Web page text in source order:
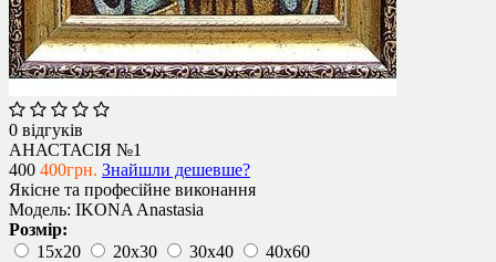
0 відгуків
АНАСТАСІЯ №1
400 400грн. Знайшли дешевше?
Якісне та професійне виконання
Модель: IKONA Anastasia
Розмір:
15х20
20х30 30х40 40х60